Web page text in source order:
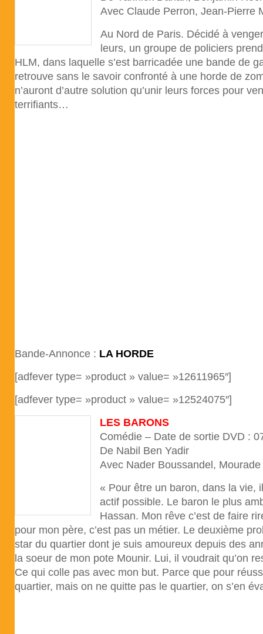
Avec Claude Perron, Jean-Pierre
Au Nord de Paris. Décidé à
leurs, un groupe de policiers
HLM, dans laquelle s’est barricadée une bande de
retrouve sans le savoir confronté à une horde de
n’auront d’autre solution qu’unir leurs forces pour
terrifiants…
Bande-Annonce : LA HORDE
[adfever type= »product » value= »12611965″]
[adfever type= »product » value= »12524075″]
LES BARONS
Comédie – Date de sortie DVD :
De Nabil Ben Yadir
Avec Nader Boussandel,
« Pour être un baron, dans la vie,
actif possible. Le baron le plus
Hassan. Mon rêve c’est de faire
pour mon père, c’est pas un métier. Le deuxième
star du quartier dont je suis amoureux depuis des
la soeur de mon pote Mounir. Lui, il voudrait qu’on
Ce qui colle pas avec mon but. Parce que pour
quartier, mais on ne quitte pas le quartier, on s’en